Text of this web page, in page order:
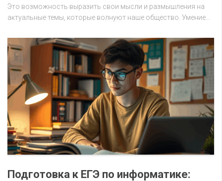
Это возможность выразить свои мысли и размышления на
актуальные темы, которые волнуют наше общество. Умение...
Подготовка к ЕГЭ по информатике: